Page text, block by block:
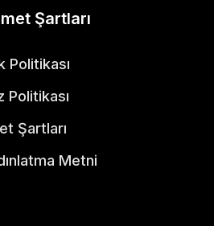
Şartları
Politikası
Politikası
Şartları
Metni